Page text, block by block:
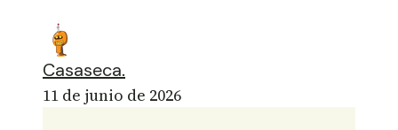
Casaseca.
11 de junio de 2026